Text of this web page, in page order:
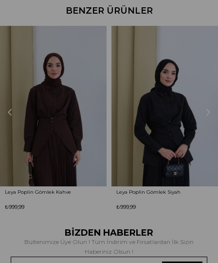
BENZER ÜRÜNLER
Leya Poplin Gömlek Kahve
₺999,99
Leya Poplin Gömlek Siyah
₺999,99
BİZDEN HABERLER
Bültenimize Üye Olun ! Tüm İndirim ve Fırsatlardan İlk Sizin
Haberiniz Olsun !